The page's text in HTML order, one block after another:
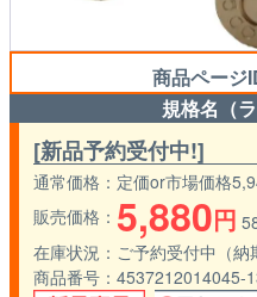
商品ページ
規格名（
[新品予約受付中!]
通常価格
定価or市場価格
販売価格
5,880円
在庫状況
ご予約受付中（納
商品番号
4537212014045-